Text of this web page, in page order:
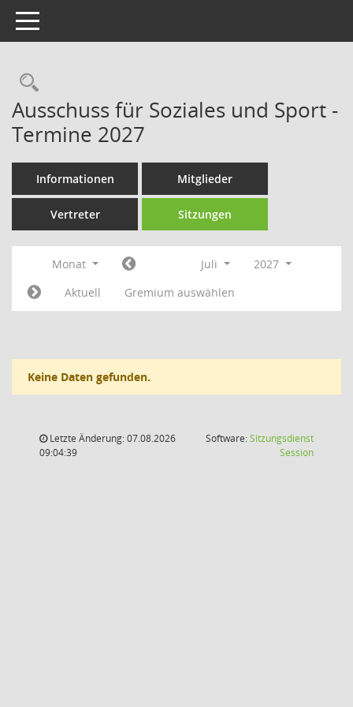
Toggle navigation
Rechercheauswahl
Ausschuss für Soziales und Sport -
Termine 2027
Informationen Mitglieder
Vertreter Sitzungen
Monat Juli
2027
Aktuell
Gremium auswählen
Keine Daten gefunden.
Letzte Änderung: 07.08.2026
09:04:39
Software:Sitzungsdienst
Session(Wird in